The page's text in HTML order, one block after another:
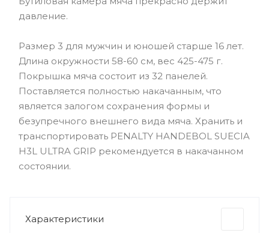
давление.
Размер 3 для мужчин и юношей старше 16 лет.
Длина окружности 58-60 см, вес 425-475 г.
Покрышка мяча состоит из 32 панелей.
Поставляется полностью накачанным, что
является залогом сохранения формы и
безупречного внешнего вида мяча. Хранить и
транспортировать PENALTY HANDEBOL SUECIA
H3L ULTRA GRIP рекомендуется в накачанном
состоянии.
Характеристики